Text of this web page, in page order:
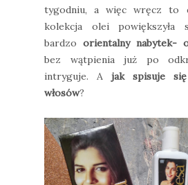
tygodniu, a więc wręcz to
kolekcja olei
bardzoorientalny nabytek-
bez wątpienia już po
intryguje. A jak spisuje
włosów?